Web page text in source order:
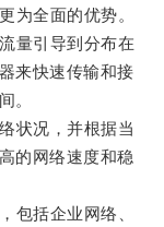
全面的优势。
量引导到分布在
来快速传输和接
。
状况，并根据当
的网络速度和稳
括企业网络、